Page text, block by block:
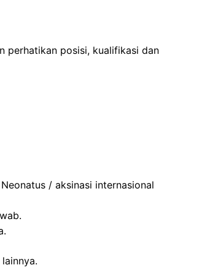
perhatikan posisi, kualifikasi dan
/ aksinasi internasional